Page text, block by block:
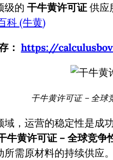
级的 干牛黄许可证 供应
科 (牛黄)
： https://
干牛黄许可证 – 全球
域，运营的稳定性是成
牛黄许可证 – 全球竞争
需原材料的持续供应